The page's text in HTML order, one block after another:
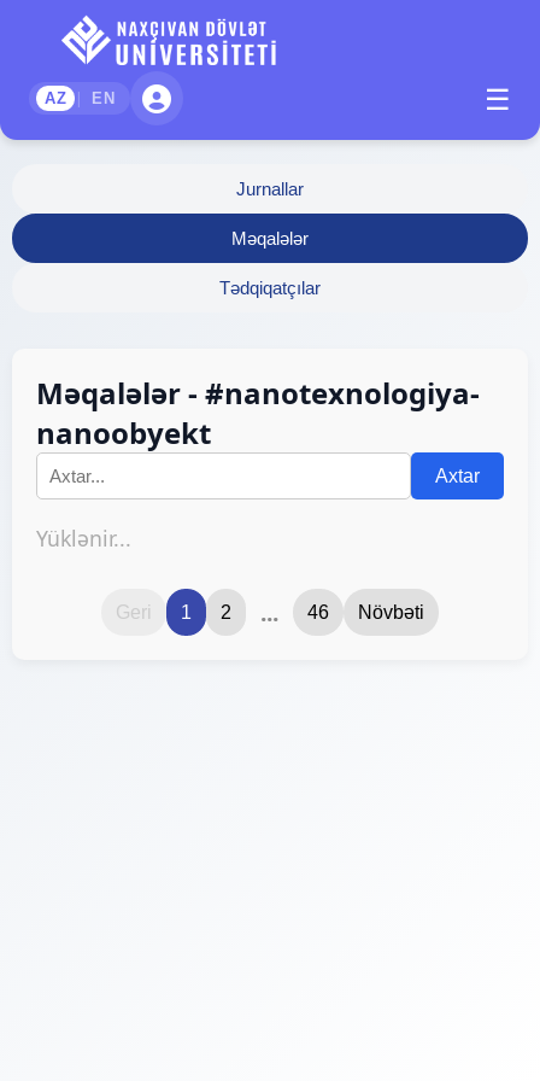
AZ | EN ☰
Jurnallar
Məqalələr
Tədqiqatçılar
Məqalələr - #nanotexnologiya-
nanoobyekt
Axtar
Yüklənir...
Geri 1 2 ... 46 Növbəti